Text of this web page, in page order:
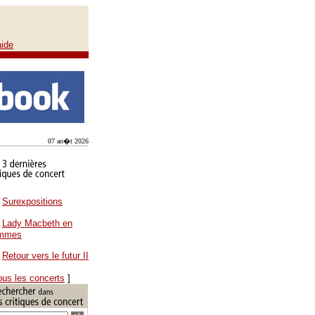
07 ao�t 2026
Surexpositions
Lady Macbeth en
Retour vers le futur II
les concerts ]